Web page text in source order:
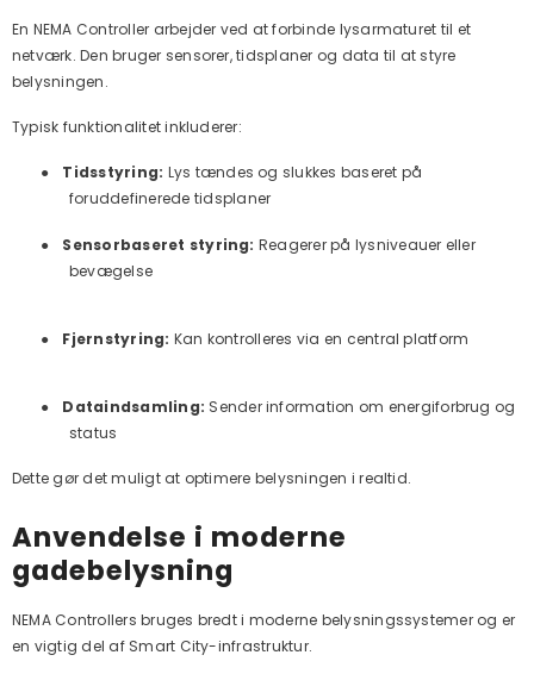
En NEMA Controller arbejder ved at forbinde lysarmaturet til et
netværk. Den bruger sensorer, tidsplaner og data til at styre
belysningen.
Typisk funktionalitet inkluderer:
● Tidsstyring: Lys tændes og slukkes baseret på
foruddefinerede tidsplaner
● Sensorbaseret styring: Reagerer på lysniveauer eller
bevægelse
● Fjernstyring: Kan kontrolleres via en central platform
● Dataindsamling: Sender information om energiforbrug og
status
Dette gør det muligt at optimere belysningen i realtid.
Anvendelse i moderne
gadebelysning
NEMA Controllers bruges bredt i moderne belysningssystemer og er
en vigtig del af Smart City-infrastruktur.